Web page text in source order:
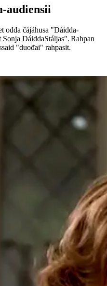
audiensii
ođđa čájáhusa "Dáidda-
DáiddaStáljas". Rahpan
"duođai" rahpasit.